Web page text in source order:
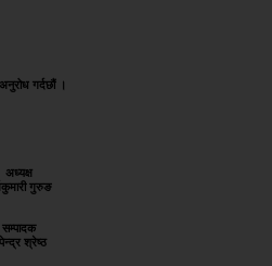
गर्दछौं ।
अध्यक्ष
गुरुङ
सम्पादक
श्रेष्ठ